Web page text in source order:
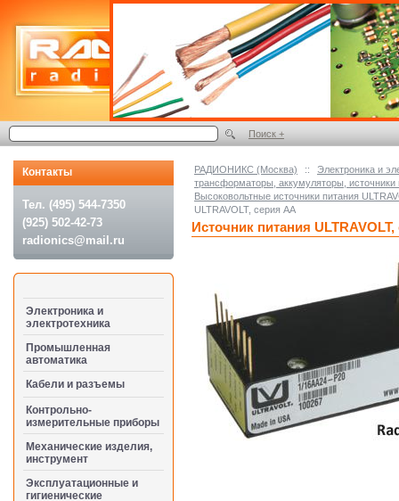
РАДИОНИКС (Москва) ::
Электроника и
трансформаторы, аккумуляторы, источники
Высоковольтные источники питания
ULTRAVOLT, серия АА
Источник питания
Контакты
Тел. (495) 544-7350
(925) 502-42-73
radionics@mail.ru
Электроника и
электротехника
Промышленная
автоматика
Кабели и разъемы
Контрольно-
измерительные приборы
Механические изделия,
инструмент
Эксплуатационные и
гигиенические
Поиск +